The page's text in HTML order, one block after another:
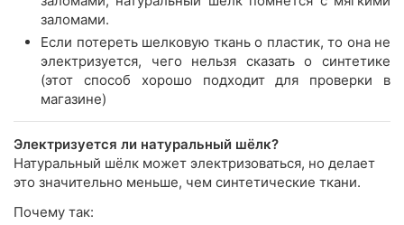
заломами.
Если потереть шелковую ткань о пластик, то она не
электризуется, чего нельзя сказать о синтетике
(этот способ хорошо подходит для проверки в
магазине)
Электризуется ли натуральный шёлк?
Натуральный шёлк может электризоваться, но делает
это значительно меньше, чем синтетические ткани.
Почему так: